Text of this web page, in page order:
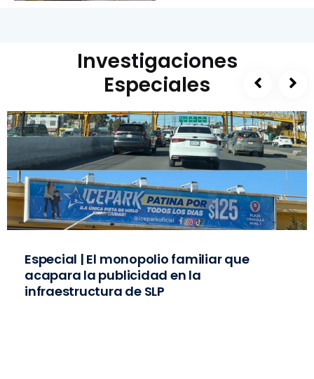
Investigaciones
Especiales
Especial | El monopolio familiar que
acapara la publicidad en la
infraestructura de SLP